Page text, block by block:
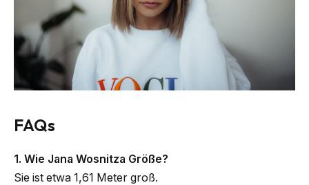
FAQs
1. Wie Jana Wosnitza Größe?
Sie ist etwa 1,61 Meter groß.